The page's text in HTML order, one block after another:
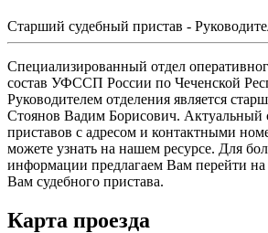
Cтарший судебный пристав -
Специализированный отдел
состав УФССП России по Чеченской
Руководителем отделения является
Стоянов Вадим Борисович. Актуальный
приставов с адресом и контактными
можете узнать на нашем ресурсе. Для
информации предлагаем Вам перейти
Вам судебного пристава.
Карта проезда